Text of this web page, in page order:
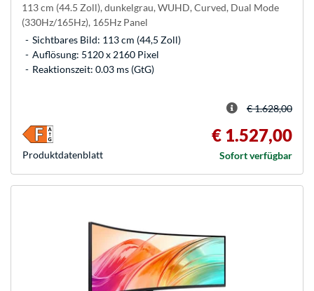
113 cm (44.5 Zoll), dunkelgrau, WUHD, Curved, Dual Mode
(330Hz/165Hz), 165Hz Panel
Sichtbares Bild: 113 cm (44,5 Zoll)
Auflösung: 5120 x 2160 Pixel
Reaktionszeit: 0.03 ms (GtG)
€ 1.628,00
€ 1.527,00
Sofort verfügbar
Produkt­datenblatt